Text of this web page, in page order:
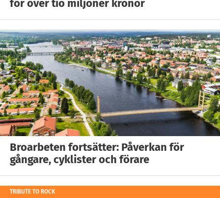
för över tio miljoner kronor
Broarbeten fortsätter: Påverkan för
gångare, cyklister och förare
TRIBUTE TO ROCK